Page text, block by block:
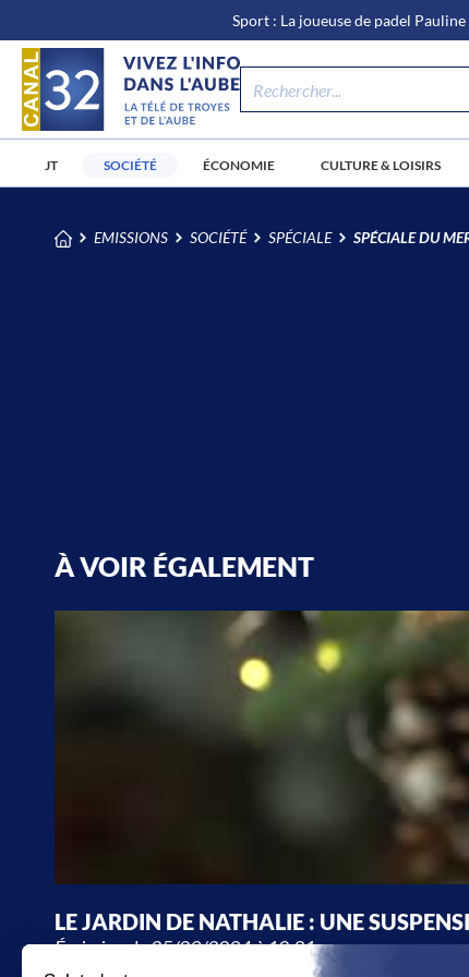
au
contenu
Sport : La joueuse de padel
JT SOCIÉTÉ ÉCONOMIE CULTURE & LOISIRS
EMISSIONS SOCIÉTÉ SPÉCIALE SPÉCIALE DU
À VOIR ÉGALEMENT
LE JARDIN DE NATHALIE : UNE
Émission du 25/09/2024 à 10:21